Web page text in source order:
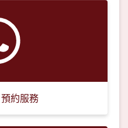
約服務